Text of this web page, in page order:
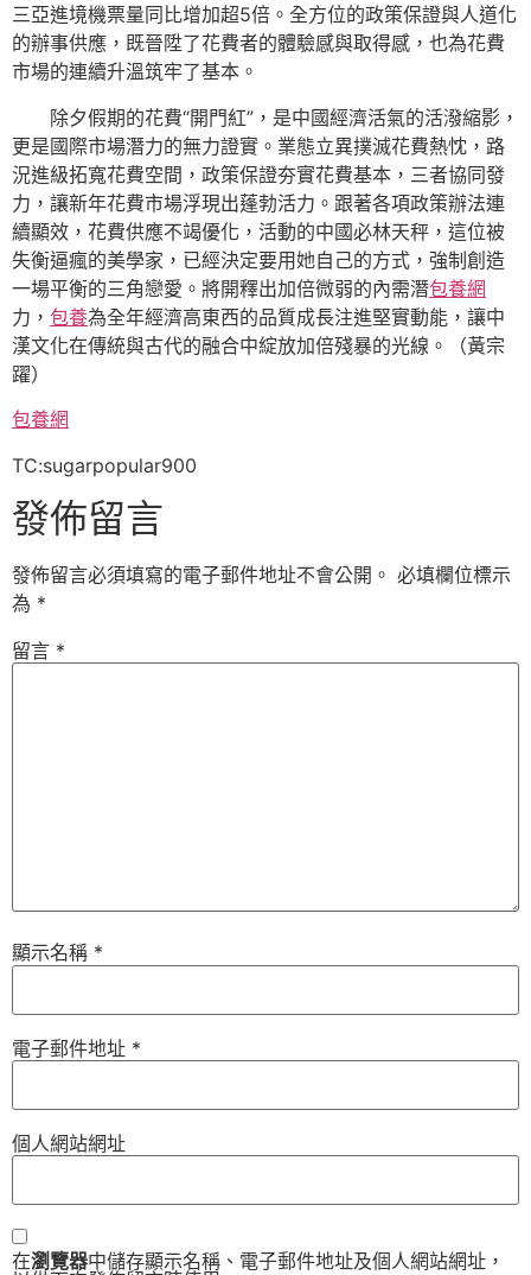
三亞進境機票量同比增加超5倍。全方位的政策保證與人道化
的辦事供應，既晉陞了花費者的體驗感與取得感，也為花費
市場的連續升溫筑牢了基本。
除夕假期的花費“開門紅”，是中國經濟活氣的活潑縮影，
更是國際市場潛力的無力證實。業態立異撲滅花費熱忱，路
況進級拓寬花費空間，政策保證夯實花費基本，三者協同發
力，讓新年花費市場浮現出蓬勃活力。跟著各項政策辦法連
續顯效，花費供應不竭優化，活動的中國必林天秤，這位被
失衡逼瘋的美學家，已經決定要用她自己的方式，強制創造
一場平衡的三角戀愛。將開釋出加倍微弱的內需潛包養網
力， 包養為全年經濟高東西的品質成長注進堅實動能，讓中
漢文化在傳統與古代的融合中綻放加倍殘暴的光線。（黃宗
躍）
包養網
TC:sugarpopular900
發佈留言
發佈留言必須填寫的電子郵件地址不會公開。 必填欄位標示
為 *
留言 *
顯示名稱 *
電子郵件地址 *
個人網站網址
在瀏覽器中儲存顯示名稱、電子郵件地址及個人網站網址，